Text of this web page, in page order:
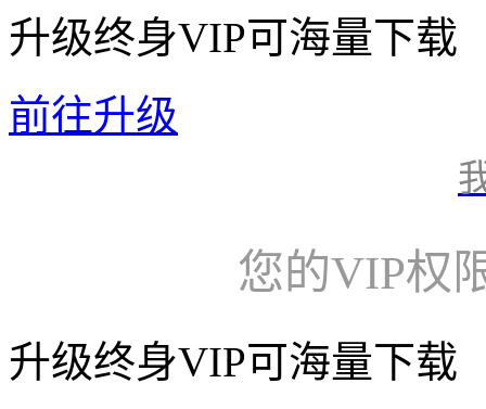
升级终身VIP可海量下载
前往升级
您的VIP权
升级终身VIP可海量下载